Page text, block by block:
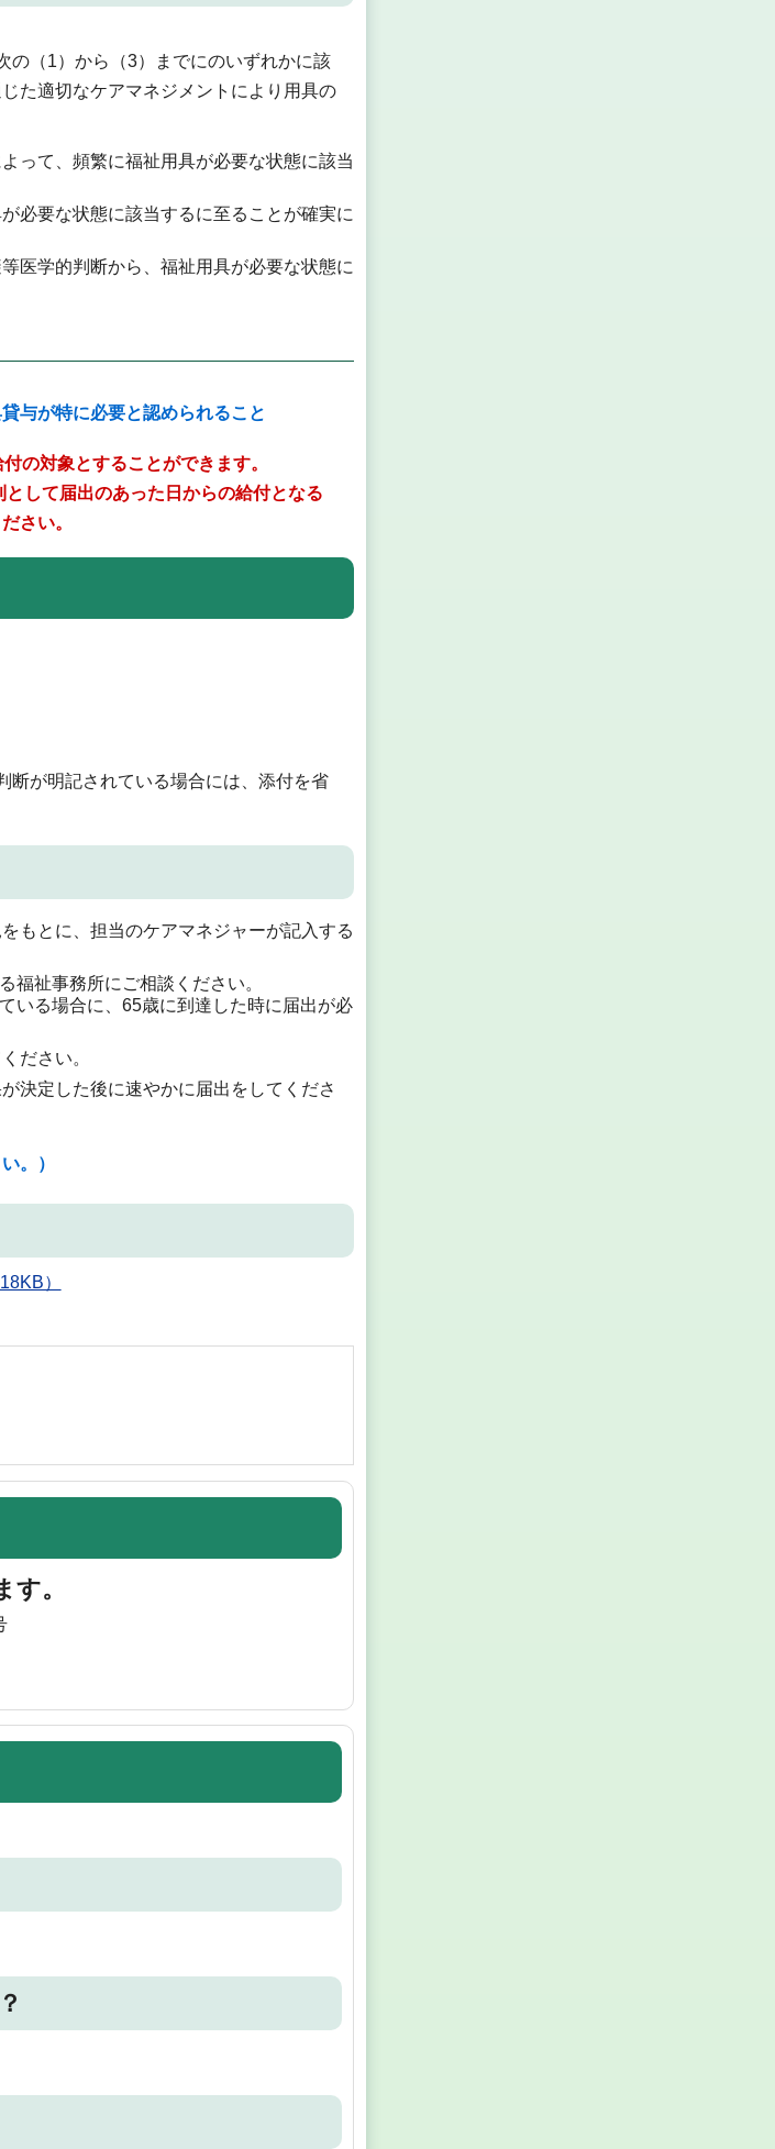
の（1）から（3）までにのいずれかに該
た適切なケアマネジメントにより用具の
って、頻繁に福祉用具が必要な状態に該当
必要な状態に該当するに至ることが確実に
医学的判断から、福祉用具が必要な状態に
与が特に必要と認められること
の対象とすることができます。
として届出のあった日からの給付となる
さい。
が明記されている場合には、添付を省
もとに、担当のケアマネジャーが記入する
福祉事務所にご相談ください。
いる場合に、65歳に到達した時に届出が必
ださい。
決定した後に速やかに届出をしてくださ
。）
）
。